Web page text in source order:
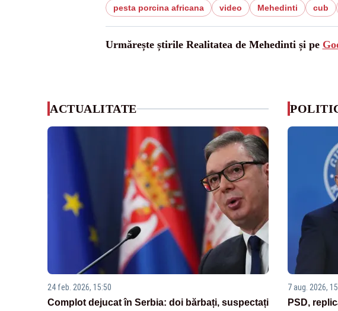
pesta porcina africana video Mehedinti cub
Urmărește știrile Realitatea de Mehedinti și pe
ACTUALITATE
24 feb. 2026, 15:50
Complot dejucat în Serbia: doi bărbați, suspectați
7 aug. 2026,
PSD,